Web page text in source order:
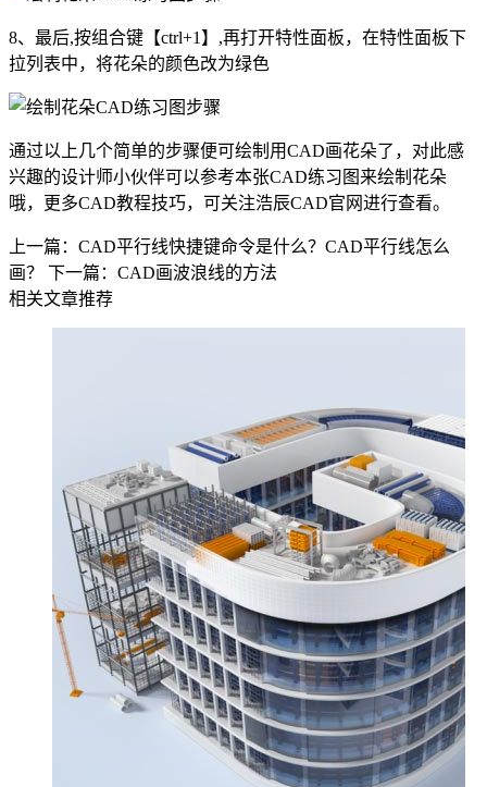
8、最后,按组合键【ctrl+1】,再打开特性面板，在特性面板下
拉列表中，将花朵的颜色改为绿色
通过以上几个简单的步骤便可绘制用CAD画花朵了，对此感
兴趣的设计师小伙伴可以参考本张CAD练习图来绘制花朵
哦，更多CAD教程技巧，可关注浩辰CAD官网进行查看。
上一篇：CAD平行线快捷键命令是什么？CAD平行线怎么
画？
下一篇：CAD画波浪线的方法
相关文章推荐